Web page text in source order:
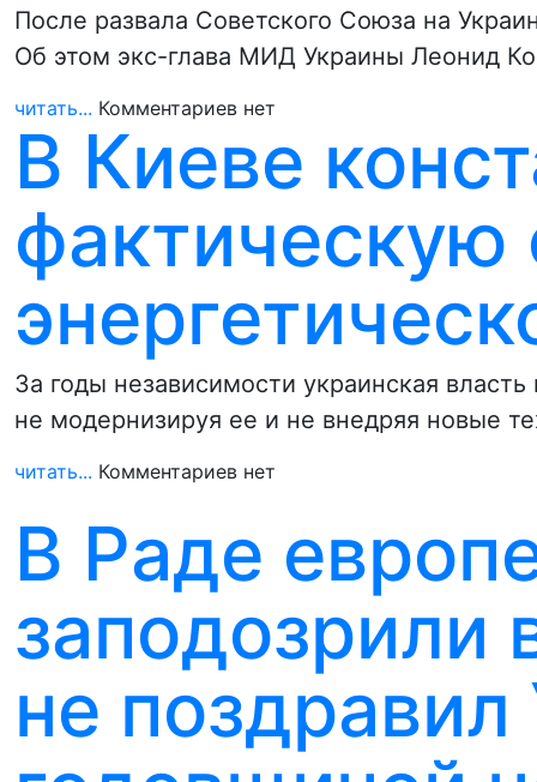
После развала Советского Союза на
Об этом экс-глава МИД Украины Леонид
читать... Комментариев нет
В Киеве
фактическую
За годы независимости украинская
не модернизируя ее и не внедряя новые
читать... Комментариев нет
В Раде
заподозрили
не поздравил